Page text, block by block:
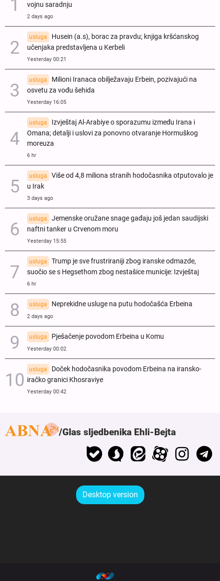
vojnu saradnju
2 days ago
usluga
Husein (a.s), borac za pravdu; knjiga kršćanskog
učenjaka predstavljena u Kerbeli
Yesterday 00:21
usluga
Milioni Iranaca obilježavaju Erbein, pozivajući na
osvetu za vođu šehida
Yesterday 16:05
usluga
Izvještaj Al-Arabiye o sporazumu između Irana i
Omana; detalji i uslovi za ponovno otvaranje Hormuškog
moreuza
6 hr
usluga
Više od 4,8 miliona stranih hodočasnika otputovalo je
u Irak
3 days ago
usluga
Jemenske oružane snage gađaju još jedan saudijski
naftni tanker u Crvenom moru
Yesterday 15:55
usluga
Trump je sve frustriraniji zbog iranske odmazde,
suočio se s Hegsethom zbog nestašice municije: Izvještaj
6 hr
usluga Neprekidne usluge na putu hodočašća Erbeina
2 days ago
usluga Pješačenje povodom Erbeina u Komu
Yesterday 00:02
usluga
Doček hodočasnika povodom Erbeina na iransko-
iračko granici Khosraviye
Yesterday 00:42
Glas sljedbenika Ehli-Bejta
Desktop version